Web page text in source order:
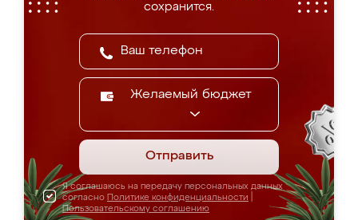
сохранится.
Желаемый бюджет
Отправить
Я соглашаюсь на передачу персональных данных
согласно Политике конфиденциальности
Пользовательскому соглашению